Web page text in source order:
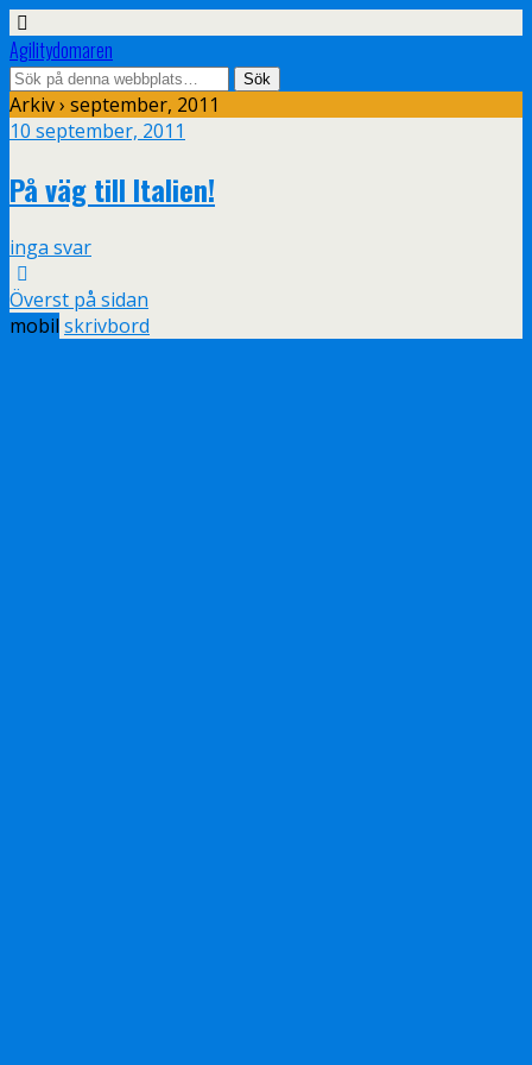
Agilitydomaren
Arkiv › september, 2011
10 september, 2011
På väg till Italien!
inga svar
Överst på sidan
mobil skrivbord